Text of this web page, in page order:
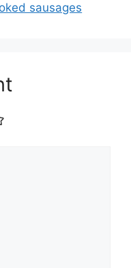
sausages